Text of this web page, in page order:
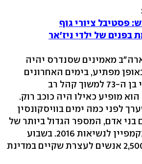
פסטיבל ציורי גוף
של ילדי ניז'אר
מאמינים שסנדרס יהיה
מפתיע, בימים האחרונים
מצליח הפוליטיקאי בן ה-73 למשוך קהל רב
מופיע כאילו היה כוכב רוק.
לפני כמה ימים בוויסקונסין
בני אדם, המספר הגדול ביותר של
משתתפים עד כה בקמפיין לנשיאות 2016. בשבוע
שעבר הגיעו "רק" 2,500 אנשים לעצרת שקיים במדינת